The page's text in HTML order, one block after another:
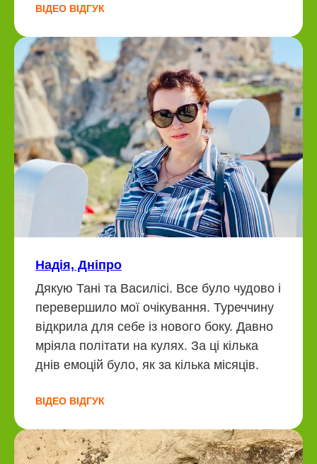
ВІДЕО ВІДГУК
Надія, Дніпро
Дякую Тані та Василісі. Все було чудово і
перевершило мої очікування. Туреччину
відкрила для себе із нового боку. Давно
мріяла політати на кулях. За ці кілька
днів емоцій було, як за кілька місяців.
ВІДЕО ВІДГУК